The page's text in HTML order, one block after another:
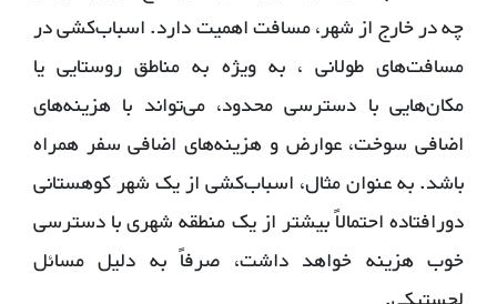
چه در خارج از شهر، مسافت اهمیت دارد. اسباب‌کشی در
مسافت‌های طولانی ، به ویژه به مناطق روستایی یا
مکان‌هایی با دسترسی محدود، می‌تواند با هزینه‌های
اضافی سوخت، عوارض و هزینه‌های اضافی سفر همراه
باشد. به عنوان مثال، اسباب‌کشی از یک شهر کوهستانی
دورافتاده احتمالاً بیشتر از یک منطقه شهری با دسترسی
خوب هزینه خواهد داشت، صرفاً به دلیل مسائل